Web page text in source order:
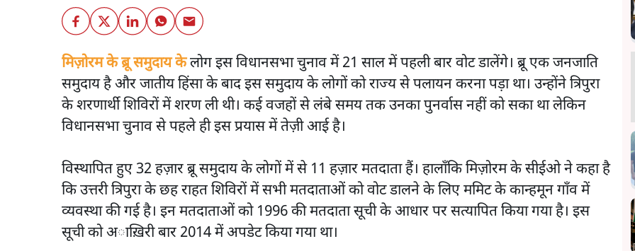
मिज़ोरम के ब्रू समुदाय केलोग इस विधानसभा चुनाव में 21 साल में पहली बार वोट डालेंगे। ब्रू एक जनजाति
समुदाय है और जातीय हिंसा के बाद इस समुदाय के लोगों को राज्य से पलायन करना पड़ा था। उन्होंने त्रिपुरा
के शरणार्थी शिविरों में शरण ली थी। कई वजहों से लंबे समय तक उनका पुनर्वास नहीं को सका था लेकिन
विधानसभा चुनाव से पहले ही इस प्रयास में तेज़ी आई है।
विस्थापित हुए 32 हज़ार ब्रू समुदाय के लोगों में से 11 हज़ार मतदाता हैं। हालाँकि मिज़ोरम के सीईओ ने कहा है
कि उत्तरी त्रिपुरा के छह राहत शिविरों में सभी मतदाताओं को वोट डालने के लिए ममिट के कान्हमून गाँव में
व्यवस्था की गई है। इन मतदाताओं को 1996 की मतदाता सूची के आधार पर सत्यापित किया गया है। इस
सूची को अाख़िरी बार 2014 में अपडेट किया गया था।